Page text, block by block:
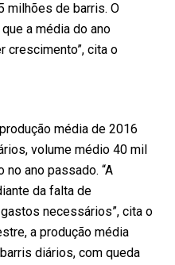
milhões de barris. O
a média do ano
crescimento”, cita o
média de 2016
volume médio 40 mil
ano passado. “A
da falta de
necessários”, cita o
a produção média
diários, com queda